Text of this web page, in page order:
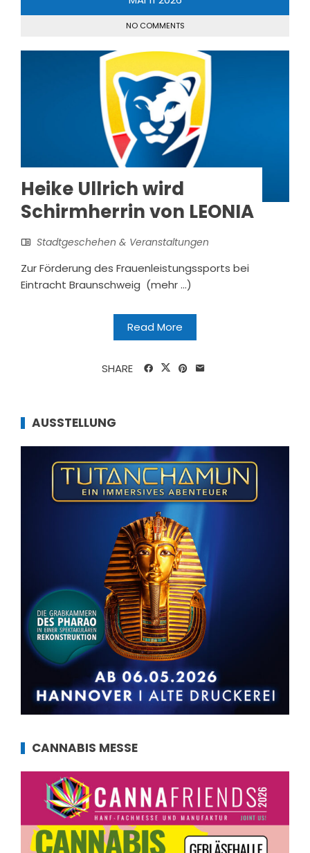
NO COMMENTS
Heike Ullrich wird
Schirmherrin von LEONIA
Stadtgeschehen & Veranstaltungen
Zur Förderung des Frauenleistungssports bei
Eintracht Braunschweig (mehr …)
Read More
SHARE
AUSSTELLUNG
CANNABIS MESSE